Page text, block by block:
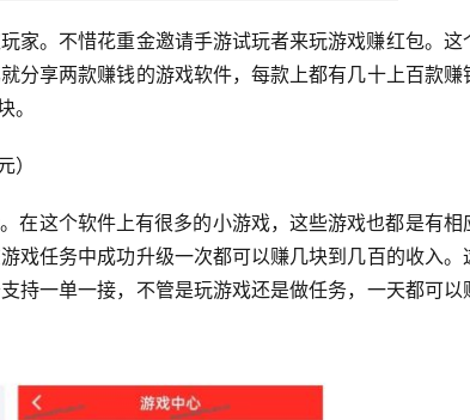
家。不惜花重金邀请手游试玩者来玩游戏赚红包。这
分享两款赚钱的游戏软件，每款上都有几十上百款赚
）
在这个软件上有很多的小游戏，这些游戏也都是有相
戏任务中成功升级一次都可以赚几块到几百的收入。
持一单一接，不管是玩游戏还是做任务，一天都可以